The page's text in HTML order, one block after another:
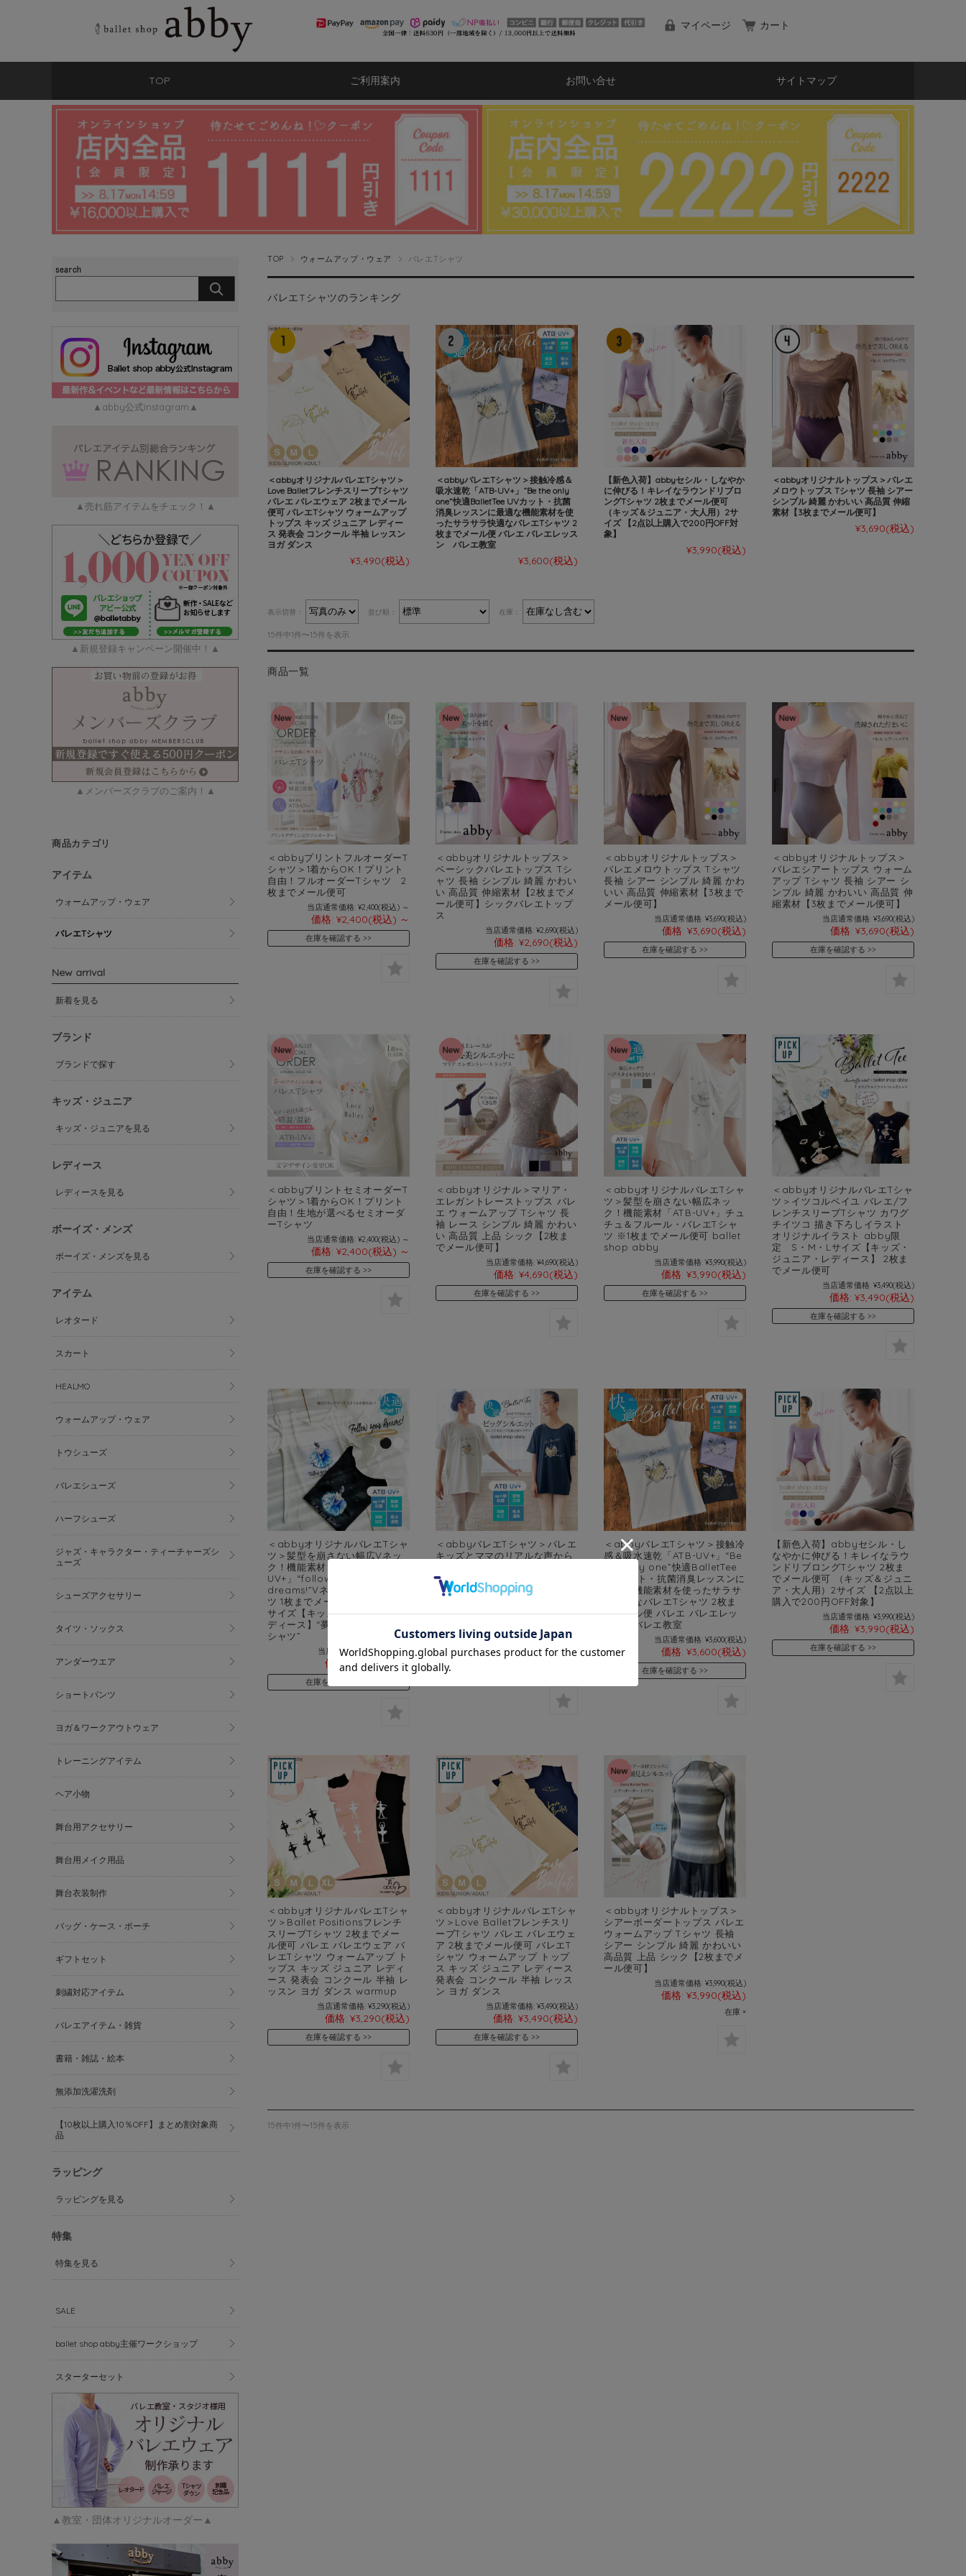
マイページ カート
TOP ご利用案内 お問い合せ サイトマップ
TOP ウォームアップ・ウェア バレエTシャツ
バレエTシャツのランキング
＜abbyオリジナルバレエTシャツ＞
Love BalletフレンチスリーブTシャツ
バレエ バレエウェア 2枚までメール
便可 バレエTシャツ ウォームアップ
トップス キッズ ジュニア レディー
ス 発表会 コンクール 半袖 レッスン
ヨガ ダンス
¥3,490(税込)
＜abbyバレエTシャツ＞接触冷感＆
吸水速乾「ATB-UV+」“Be the only
one”快適BalletTee UVカット・抗菌
消臭レッスンに最適な機能素材を使
ったサラサラ快適なバレエTシャツ 2
枚までメール便 バレエ バレエレッス
ン バレエ教室
¥3,600(税込)
【新色入荷】abbyセシル・しなやか
に伸びる！キレイなラウンドリブロ
ングTシャツ 2枚までメール便可
（キッズ＆ジュニア・大人用）2サ
イズ 【2点以上購入で200円OFF対
象】
¥3,990(税込)
＜abbyオリジナルトップス＞バレエ
メロウトップス Tシャツ 長袖 シアー
シンプル 綺麗 かわいい 高品質 伸縮
素材【3枚までメール便可】
¥3,690(税込)
表示切替： 並び順： 在庫：
15件中1件〜15件を表示
商品一覧
＜abbyプリントフルオーダーT
シャツ＞1着からOK！プリント
自由！フルオーダーTシャツ 2
枚までメール便可
当店通常価格: ¥2,400(税込) ～
価格: ¥2,400(税込) ～
在庫を確認する
＜abbyオリジナルトップス＞
ベーシックバレエトップス Tシ
ャツ 長袖 シンプル 綺麗 かわい
い 高品質 伸縮素材【2枚までメ
ール便可】シックバレエトップ
ス
当店通常価格: ¥2,690(税込)
価格: ¥2,690(税込)
在庫を確認する
＜abbyオリジナルトップス＞
バレエメロウトップス Tシャツ
長袖 シアー シンプル 綺麗 かわ
いい 高品質 伸縮素材【3枚まで
メール便可】
当店通常価格: ¥3,690(税込)
価格: ¥3,690(税込)
在庫を確認する
＜abbyオリジナルトップス＞
バレエシアートップス ウォーム
アップ Tシャツ 長袖 シアー シ
ンプル 綺麗 かわいい 高品質 伸
縮素材【3枚までメール便可】
当店通常価格: ¥3,690(税込)
価格: ¥3,690(税込)
在庫を確認する
＜abbyプリントセミオーダーT
シャツ＞1着からOK！プリント
自由！生地が選べるセミオーダ
ーTシャツ
当店通常価格: ¥2,400(税込) ～
価格: ¥2,400(税込) ～
在庫を確認する
＜abbyオリジナル＞マリア・
エレガントレーストップス バレ
エ ウォームアップ Tシャツ 長
袖 レース シンプル 綺麗 かわい
い 高品質 上品 シック【2枚ま
でメール便可】
当店通常価格: ¥4,690(税込)
価格: ¥4,690(税込)
在庫を確認する
＜abbyオリジナルバレエTシャ
ツ＞髪型を崩さない幅広ネッ
ク！機能素材「ATB-UV+」チュ
チュ＆フルール・バレエTシャ
ツ ※1枚までメール便可 ballet
shop abby
当店通常価格: ¥3,990(税込)
価格: ¥3,990(税込)
在庫を確認する
＜abbyオリジナルバレエTシャ
ツ＞イツコルベイユ バレエ/フ
レンチスリーブTシャツ カワグ
チイツコ 描き下ろしイラスト
オリジナルイラスト abby限
定 S・M・Lサイズ【キッズ・
ジュニア・レディース】 2枚ま
でメール便可
当店通常価格: ¥3,490(税込)
価格: ¥3,490(税込)
在庫を確認する
＜abbyオリジナルバレエTシャ
ツ＞髪型を崩さない幅広Vネッ
ク！機能素材「ATB-
UV+」“follow your
dreams!”VネックバレエTシャ
ツ 1枚までメール便可 S・M・L
サイズ【キッズ・ジュニア・レ
ディース】“夢を叶えるバレエT
シャツ”
当店通常価格: ¥3,990(税込)
価格: ¥3,990(税込)
在庫を確認する
＜abbyバレエTシャツ＞バレエ
キッズとママのリアルな声から
UV+」快適“ビッグシルエッ
ト”Ballet Tee （キッズ・ジュ
ル便可 機能素材を使ったサラサ
当店通常価格: ¥3,890(税込)
価格: ¥3,890(税込)
＜abbyバレエTシャツ＞接触冷
感＆吸水速乾「ATB-UV+」“Be
the only one”快適BalletTee
UVカット・抗菌消臭レッスンに
最適な機能素材を使ったサラサ
ラ快適なバレエTシャツ 2枚ま
でメール便 バレエ バレエレッ
スン バレエ教室
当店通常価格: ¥3,600(税込)
価格: ¥3,600(税込)
在庫を確認する
【新色入荷】abbyセシル・し
なやかに伸びる！キレイなラウ
ンドリブロングTシャツ 2枚ま
でメール便可 （キッズ＆ジュニ
ア・大人用）2サイズ 【2点以上
購入で200円OFF対象】
当店通常価格: ¥3,990(税込)
価格: ¥3,990(税込)
在庫を確認する
＜abbyオリジナルバレエTシャ
ツ＞Ballet Positionsフレンチ
スリーブTシャツ 2枚までメー
ル便可 バレエ バレエウェア バ
レエTシャツ ウォームアップ ト
ップス キッズ ジュニア レディ
ース 発表会 コンクール 半袖 レ
ッスン ヨガ ダンス warmup
当店通常価格: ¥3,290(税込)
価格: ¥3,290(税込)
在庫を確認する
＜abbyオリジナルバレエTシャ
ツ＞Love Balletフレンチスリ
ーブTシャツ バレエ バレエウェ
ア 2枚までメール便可 バレエT
シャツ ウォームアップ トップ
ス キッズ ジュニア レディース
発表会 コンクール 半袖 レッス
ン ヨガ ダンス
当店通常価格: ¥3,490(税込)
価格: ¥3,490(税込)
在庫を確認する
＜abbyオリジナルトップス＞
シアーボーダートップス バレエ
ウォームアップ Tシャツ 長袖
シアー シンプル 綺麗 かわいい
高品質 上品 シック【2枚までメ
ール便可】
当店通常価格: ¥3,990(税込)
価格: ¥3,990(税込)
在庫 ×
15件中1件〜15件を表示
▲abby公式Instagram▲
▲売れ筋アイテムをチェック！▲
▲新規登録キャンペーン開催中！▲
▲メンバーズクラブのご案内！▲
商品カテゴリ
アイテム
ウォームアップ・ウェア
バレエTシャツ
New arrival
新着を見る
ブランド
ブランドで探す
キッズ・ジュニア
キッズ・ジュニアを見る
レディース
レディースを見る
ボーイズ・メンズ
ボーイズ・メンズを見る
アイテム
レオタード
スカート
HEALMO
ウォームアップ・ウェア
トウシューズ
バレエシューズ
ハーフシューズ
ジャズ・キャラクター・ティーチャーズシ
ューズ
シューズアクセサリー
タイツ・ソックス
アンダーウエア
ショートパンツ
ヨガ＆ワークアウトウェア
トレーニングアイテム
ヘア小物
舞台用アクセサリー
舞台用メイク用品
舞台衣装制作
バッグ・ケース・ポーチ
ギフトセット
刺繍対応アイテム
バレエアイテム・雑貨
書籍・雑誌・絵本
無添加洗濯洗剤
【10枚以上購入10％OFF】まとめ割対象商
品
ラッピング
ラッピングを見る
特集
特集を見る
SALE
ballet shop abby主催ワークショップ
スターターセット
▲教室・団体オリジナルオーダー▲